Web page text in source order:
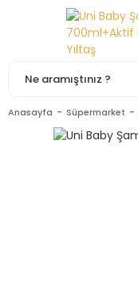
Anasayfa Süpermarket